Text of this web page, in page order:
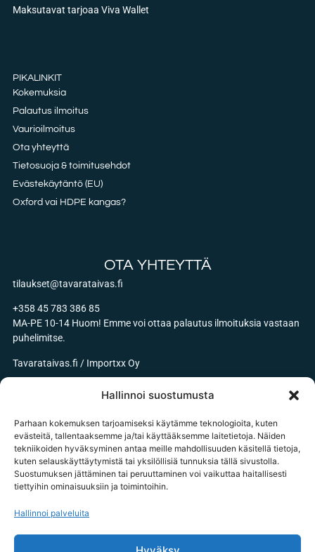
Hallinnoi suostumusta
Parhaan kokemuksen tarjoamiseksi käytämme teknologioita, kuten
evästeitä, tallentaaksemme ja/tai käyttääksemme laitetietoja. Näiden
tekniikoiden hyväksyminen antaa meille mahdollisuuden käsitellä tietoja,
kuten selauskäyttäytymistä tai yksilöllisiä tunnuksia tällä sivustolla.
Suostumuksen jättäminen tai peruuttaminen voi vaikuttaa haitallisesti
tiettyihin ominaisuuksiin ja toimintoihin.
Hallinnoi palveluita
Maksutavat tarjoaa Viva Wallet
PIKALINKIT
Kokemuksia
Palautus ilmoitus
Vaurioilmoitus
Ota yhteyttä
Tietosuoja & toimitusehdot
Evästekäytäntö (EU)
Oxford vai HDPE kangas?
OTA YHTEYTTÄ
tilaukset@tavarataivas.fi
+358 45 783 386 85
MA-PE 10-14 Huom! Emme voi ottaa palautus ilmoituksia vastaan
puhelimitse.
Tavarataivas.fi / Importxx Oy
© 2026 tavarataivas.fi kaikki oikeudet pidätetään